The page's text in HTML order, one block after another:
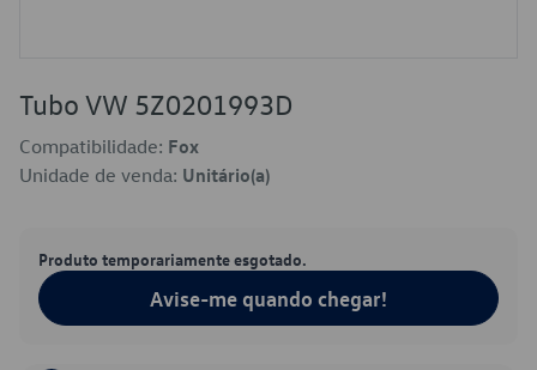
Tubo VW 5Z0201993D
Compatibilidade: Fox
Unidade de venda: Unitário(a)
Produto temporariamente esgotado.
Avise-me quando chegar!